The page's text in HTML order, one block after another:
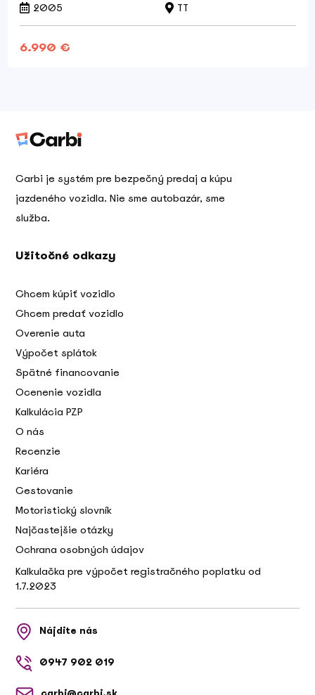
2005
TT
6.990 €
Carbi je systém pre bezpečný predaj a kúpu
jazdeného vozidla. Nie sme autobazár, sme
služba.
Užitočné odkazy
Chcem kúpiť vozidlo
Chcem predať vozidlo
Overenie auta
Výpočet splátok
Spätné financovanie
Ocenenie vozidla
Kalkulácia PZP
O nás
Recenzie
Kariéra
Cestovanie
Motoristický slovník
Najčastejšie otázky
Ochrana osobných údajov
Kalkulačka pre výpočet registračného poplatku od
1.7.2023
Nájdite nás
0947 902 019